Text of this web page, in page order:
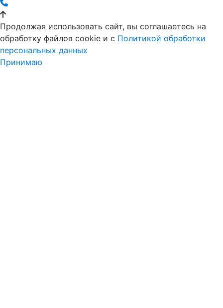
Продолжая использовать сайт, вы соглашаетесь на
обработку файлов cookie и c Политикой обработки
персональных данных
Принимаю